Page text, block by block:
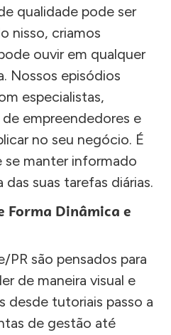
qualidade pode ser
nisso, criamos
ouvir em qualquer
Nossos episódios
especialistas,
empreendedores e
no seu negócio. É
se manter informado
suas tarefas diárias.
Forma Dinâmica e
PR são pensados para
de maneira visual e
desde tutoriais passo a
de gestão até